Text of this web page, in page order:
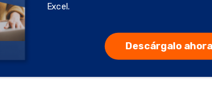
Excel.
Descárgalo ahora